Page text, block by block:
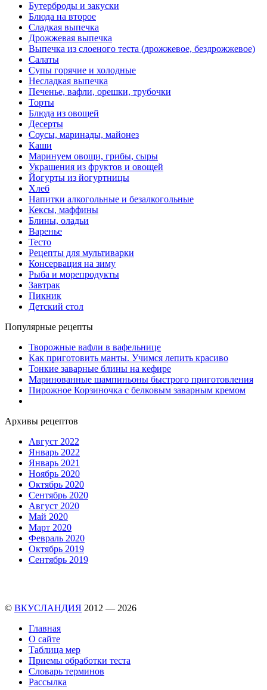
Бутерброды и закуски
Блюда на второе
Сладкая выпечка
Дрожжевая выпечка
Выпечка из слоеного теста (дрожжевое, бездрожжевое)
Салаты
Супы горячие и холодные
Несладкая выпечка
Печенье, вафли, орешки, трубочки
Торты
Блюда из овощей
Десерты
Соусы, маринады, майонез
Каши
Маринуем овощи, грибы, сыры
Украшения из фруктов и овощей
Йогурты из йогуртницы
Хлеб
Напитки алкогольные и безалкогольные
Кексы, маффины
Блины, оладьи
Варенье
Тесто
Рецепты для мультиварки
Консервация на зиму
Рыба и морепродукты
Завтрак
Пикник
Детский стол
Популярные рецепты
Творожные вафли в вафельнице
Как приготовить манты. Учимся лепить красиво
Тонкие заварные блины на кефире
Маринованные шампиньоны быстрого приготовления
Пирожное Корзиночка с белковым заварным кремом
Архивы рецептов
Август 2022
Январь 2022
Январь 2021
Ноябрь 2020
Октябрь 2020
Сентябрь 2020
Август 2020
Май 2020
Март 2020
Февраль 2020
Октябрь 2019
Сентябрь 2019
© ВКУСЛАНДИЯ 2012 — 2026
Главная
О сайте
Таблица мер
Приемы обработки теста
Словарь терминов
Рассылка